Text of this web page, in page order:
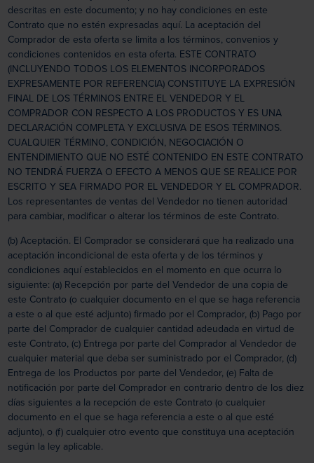
descritas en este documento; y no hay condiciones en este
Contrato que no estén expresadas aquí. La aceptación del
Comprador de esta oferta se limita a los términos, convenios y
condiciones contenidos en esta oferta. ESTE CONTRATO
(INCLUYENDO TODOS LOS ELEMENTOS INCORPORADOS
EXPRESAMENTE POR REFERENCIA) CONSTITUYE LA EXPRESIÓN
FINAL DE LOS TÉRMINOS ENTRE EL VENDEDOR Y EL
COMPRADOR CON RESPECTO A LOS PRODUCTOS Y ES UNA
DECLARACIÓN COMPLETA Y EXCLUSIVA DE ESOS TÉRMINOS.
CUALQUIER TÉRMINO, CONDICIÓN, NEGOCIACIÓN O
ENTENDIMIENTO QUE NO ESTÉ CONTENIDO EN ESTE CONTRATO
NO TENDRÁ FUERZA O EFECTO A MENOS QUE SE REALICE POR
ESCRITO Y SEA FIRMADO POR EL VENDEDOR Y EL COMPRADOR.
Los representantes de ventas del Vendedor no tienen autoridad
para cambiar, modificar o alterar los términos de este Contrato.
(b) Aceptación. El Comprador se considerará que ha realizado una
aceptación incondicional de esta oferta y de los términos y
condiciones aquí establecidos en el momento en que ocurra lo
siguiente: (a) Recepción por parte del Vendedor de una copia de
este Contrato (o cualquier documento en el que se haga referencia
a este o al que esté adjunto) firmado por el Comprador, (b) Pago por
parte del Comprador de cualquier cantidad adeudada en virtud de
este Contrato, (c) Entrega por parte del Comprador al Vendedor de
cualquier material que deba ser suministrado por el Comprador, (d)
Entrega de los Productos por parte del Vendedor, (e) Falta de
notificación por parte del Comprador en contrario dentro de los diez
días siguientes a la recepción de este Contrato (o cualquier
documento en el que se haga referencia a este o al que esté
adjunto), o (f) cualquier otro evento que constituya una aceptación
según la ley aplicable.